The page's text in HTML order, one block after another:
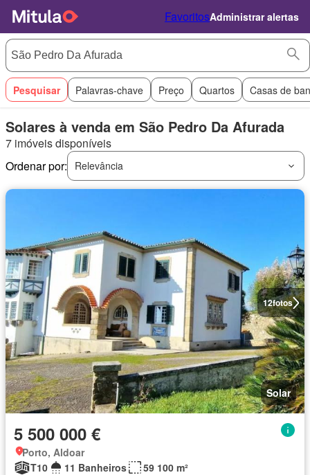
FavoritosAdministrar alertas
Pesquisar Palavras-chave Preço Quartos Casas de
Solares à venda em São Pedro Da Afurada
7 imóveis disponíveis
Ordenar por:
Relevância
12fotos
Solar
5 500 000 €
Porto, Aldoar
T10
11 Banheiros
59 100 m²